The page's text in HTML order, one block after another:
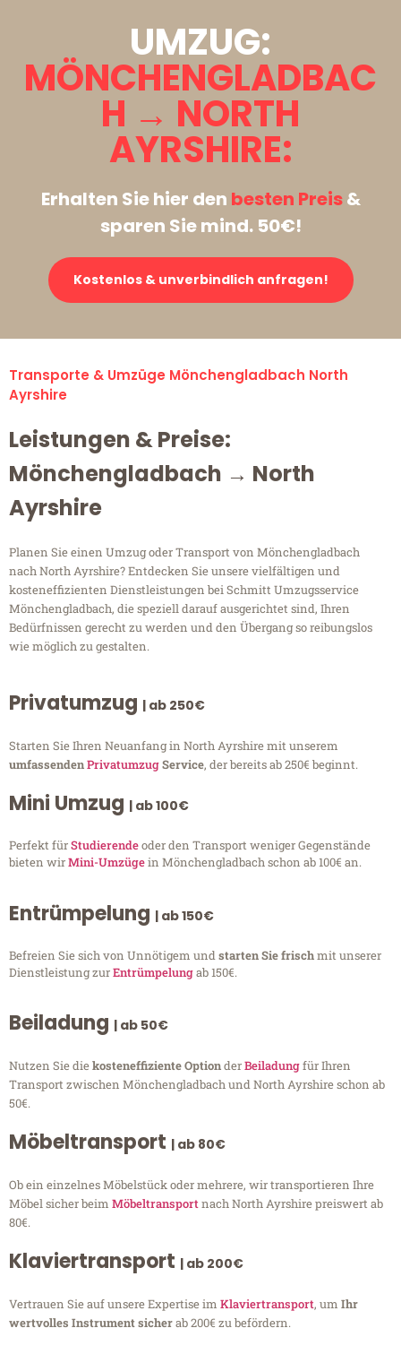
UMZUG:
MÖNCHENGLADBAC
H → NORTH
AYRSHIRE:
Erhalten Sie hier den besten Preis&
sparen Sie mind. 50€!
Kostenlos & unverbindlich anfragen!
Transporte & Umzüge Mönchengladbach North
Ayrshire
Leistungen & Preise:
Mönchengladbach → North
Ayrshire
Planen Sie einen Umzug oder Transport von Mönchengladbach
nach North Ayrshire? Entdecken Sie unsere vielfältigen und
kosteneffizienten Dienstleistungen bei Schmitt Umzugsservice
Mönchengladbach, die speziell darauf ausgerichtet sind, Ihren
Bedürfnissen gerecht zu werden und den Übergang so reibungslos
wie möglich zu gestalten.
Privatumzug | ab 250€
Starten Sie Ihren Neuanfang in North Ayrshire mit unserem
umfassendenPrivatumzugService, der bereits ab 250€ beginnt.
Mini Umzug | ab 100€
Perfekt fürStudierendeoder den Transport weniger Gegenstände
bieten wirMini-Umzügein Mönchengladbach schon ab 100€ an.
Entrümpelung | ab 150€
Befreien Sie sich von Unnötigem undstarten Sie frischmit unserer
Dienstleistung zurEntrümpelungab 150€.
Beiladung | ab 50€
Nutzen Sie diekosteneffiziente OptionderBeiladungfür Ihren
Transport zwischen Mönchengladbach und North Ayrshire schon ab
50€.
Möbeltransport | ab 80€
Ob ein einzelnes Möbelstück oder mehrere, wir transportieren Ihre
Möbel sicher beim Möbeltransportnach North Ayrshire preiswert ab
80€.
Klaviertransport | ab 200€
Vertrauen Sie auf unsere Expertise im Klaviertransport, um Ihr
wertvolles Instrument sicherab 200€ zu befördern.